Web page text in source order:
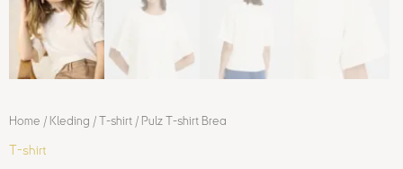
Home / Kleding / T-shirt / Pulz T-shirt Brea
T-shirt